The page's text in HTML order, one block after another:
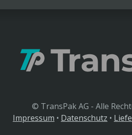
© TransPak AG - Alle
Impressum • Datenschutz •